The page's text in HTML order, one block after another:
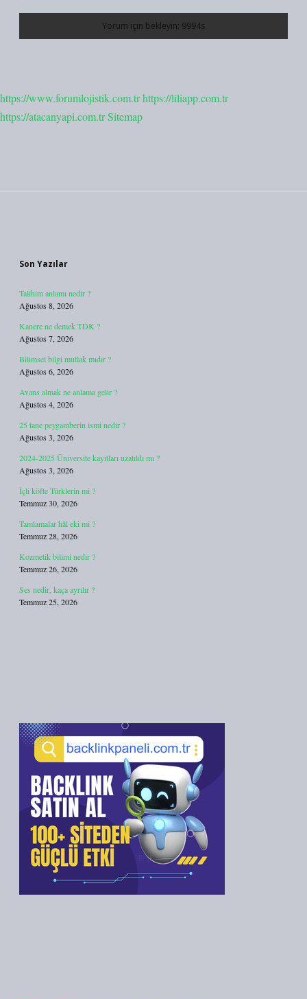
https://www.forumlojistik.com.trhttps://liliapp.com.tr
https://atacanyapi.com.trSitemap
Son Yazılar
Talihim anlamı nedir ?
Ağustos 8, 2026
Kanere ne demek TDK ?
Ağustos 7, 2026
Bilimsel bilgi mutlak mıdır ?
Ağustos 6, 2026
Avans almak ne anlama gelir ?
Ağustos 4, 2026
25 tane peygamberin ismi nedir ?
Ağustos 3, 2026
2024-2025 Üniversite kayıtları uzatıldı mı ?
Ağustos 3, 2026
İçli köfte Türklerin mi ?
Temmuz 30, 2026
Tamlamalar hâl eki mi ?
Temmuz 28, 2026
Kozmetik bilimi nedir ?
Temmuz 26, 2026
Ses nedir, kaça ayrılır ?
Temmuz 25, 2026